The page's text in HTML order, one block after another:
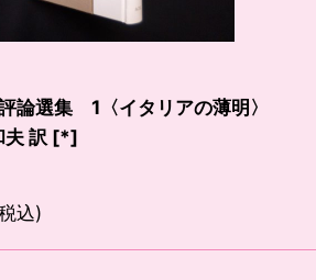
論選集 1〈イタリアの薄明〉
訳 [*]
込)